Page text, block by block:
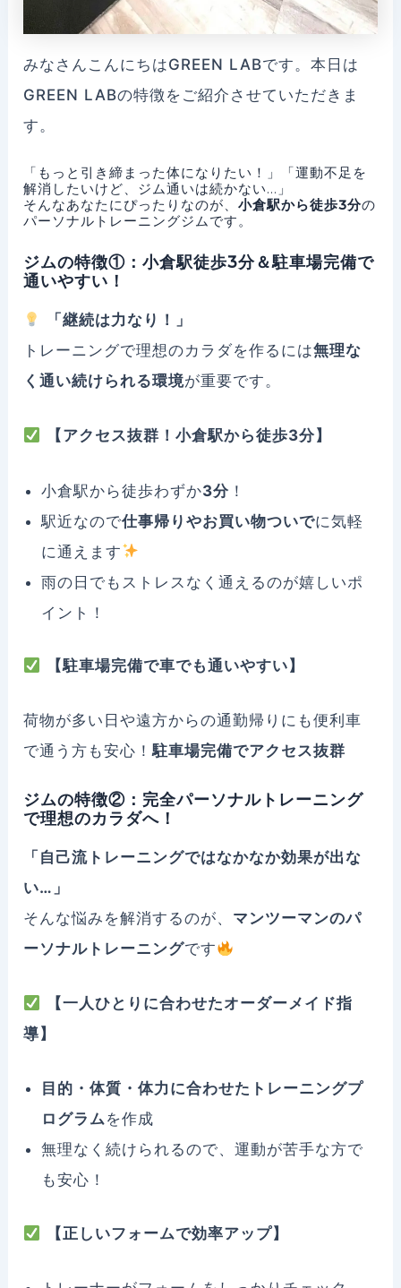
みなさんこんにちはGREEN LABです。本日は
GREEN LABの特徴をご紹介させていただきま
す。
「もっと引き締まった体になりたい！」「運動不足を
解消したいけど、ジム通いは続かない…」
そんなあなたにぴったりなのが、小倉駅から徒歩3分の
パーソナルトレーニングジムです。
ジムの特徴①：小倉駅徒歩3分＆駐車場完備で
通いやすい！
「継続は力なり！」
トレーニングで理想のカラダを作るには無理な
く通い続けられる環境が重要です。
【アクセス抜群！小倉駅から徒歩3分】
小倉駅から徒歩わずか3分 ！
駅近なので仕事帰りやお買い物ついでに気軽
に通えます
雨の日でもストレスなく通えるのが嬉しいポ
イント！
【駐車場完備で車でも通いやすい】
荷物が多い日や遠方からの通勤帰りにも便利車
で通う方も安心！駐車場完備でアクセス抜群
ジムの特徴②：完全パーソナルトレーニング
で理想のカラダへ！
「自己流トレーニングではなかなか効果が出な
い…」
そんな悩みを解消するのが、 マンツーマンのパ
ーソナルトレーニングです
【一人ひとりに合わせたオーダーメイド指
導】
目的・体質・体力に合わせたトレーニングプ
ログラムを作成
無理なく続けられるので、運動が苦手な方で
も安心！
【正しいフォームで効率アップ】